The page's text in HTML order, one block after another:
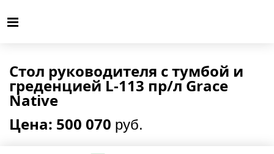
Стол руководителя с тумбой и
греденцией L-113 пр/л Grace
Native
Цена: 500 070 руб.